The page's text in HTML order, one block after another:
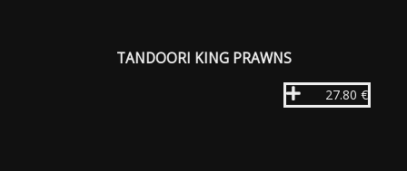
TANDOORI KING PRAWNS
27.80 €